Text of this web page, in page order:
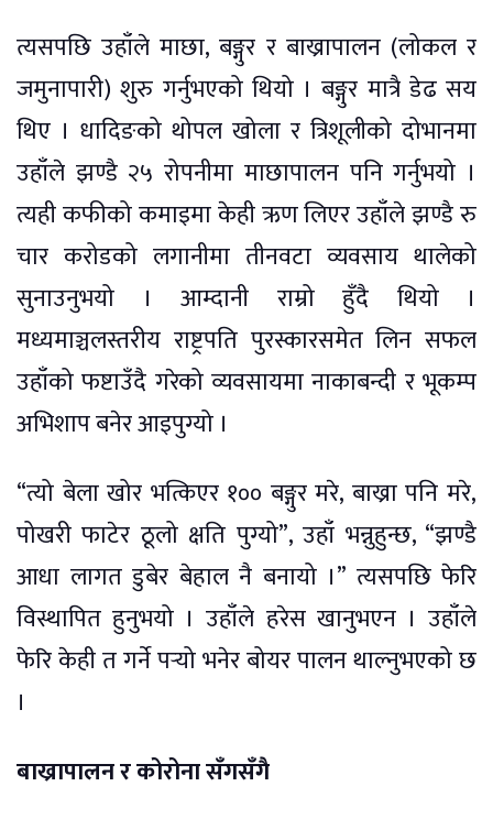
त्यसपछि उहाँले माछा, बङ्गुर र बाख्रापालन (लोकल र
जमुनापारी) शुरु गर्नुभएको थियो । बङ्गुर मात्रै डेढ सय
थिए । धादिङको थोपल खोला र त्रिशूलीको दोभानमा
उहाँले झण्डै २५ रोपनीमा माछापालन पनि गर्नुभयो ।
त्यही कफीको कमाइमा केही ऋण लिएर उहाँले झण्डै रु
चार करोडको लगानीमा तीनवटा व्यवसाय थालेको
सुनाउनुभयो । आम्दानी राम्रो हुँदै थियो ।
मध्यमाञ्चलस्तरीय राष्ट्रपति पुरस्कारसमेत लिन सफल
उहाँको फष्टाउँदै गरेको व्यवसायमा नाकाबन्दी र भूकम्प
अभिशाप बनेर आइपुग्यो ।
“त्यो बेला खोर भत्किएर १०० बङ्गुर मरे, बाख्रा पनि मरे,
पोखरी फाटेर ठूलो क्षति पुग्यो”, उहाँ भन्नुहुन्छ, “झण्डै
आधा लागत डुबेर बेहाल नै बनायो ।” त्यसपछि फेरि
विस्थापित हुनुभयो । उहाँले हरेस खानुभएन । उहाँले
फेरि केही त गर्ने पर्‍यो भनेर बोयर पालन थाल्नुभएको छ
।
बाख्रापालन र कोरोना सँगसँगै